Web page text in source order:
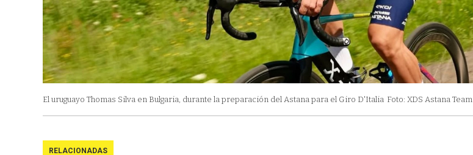
El uruguayo Thomas Silva en Bulgaria, durante la preparación del Astana para el Giro D'Italia Foto: XDS Astana Team
RELACIONADAS